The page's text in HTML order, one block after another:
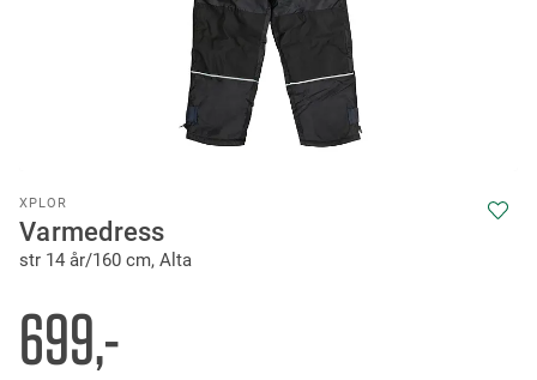
XPLOR
Varmedress
str 14 år/160 cm, Alta
699,-
to
the
beginning
the
images
gallery